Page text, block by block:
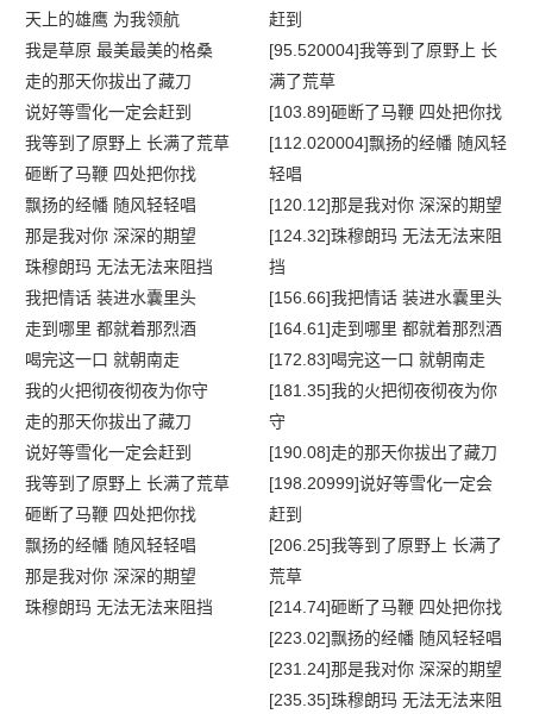
天上的雄鹰 为我领航
我是草原 最美最美的格桑
走的那天你拔出了藏刀
说好等雪化一定会赶到
我等到了原野上 长满了荒草
砸断了马鞭 四处把你找
飘扬的经幡 随风轻轻唱
那是我对你 深深的期望
珠穆朗玛 无法无法来阻挡
我把情话 装进水囊里头
走到哪里 都就着那烈酒
喝完这一口 就朝南走
我的火把彻夜彻夜为你守
走的那天你拔出了藏刀
说好等雪化一定会赶到
我等到了原野上 长满了荒草
砸断了马鞭 四处把你找
飘扬的经幡 随风轻轻唱
那是我对你 深深的期望
珠穆朗玛 无法无法来阻挡
赶到
[95.520004]我等到了原野上 长
满了荒草
[103.89]砸断了马鞭 四处把你找
[112.020004]飘扬的经幡 随风轻
轻唱
[120.12]那是我对你 深深的期望
[124.32]珠穆朗玛 无法无法来阻
挡
[156.66]我把情话 装进水囊里头
[164.61]走到哪里 都就着那烈酒
[172.83]喝完这一口 就朝南走
[181.35]我的火把彻夜彻夜为你
守
[190.08]走的那天你拔出了藏刀
[198.20999]说好等雪化一定会
赶到
[206.25]我等到了原野上 长满了
荒草
[214.74]砸断了马鞭 四处把你找
[223.02]飘扬的经幡 随风轻轻唱
[231.24]那是我对你 深深的期望
[235.35]珠穆朗玛 无法无法来阻